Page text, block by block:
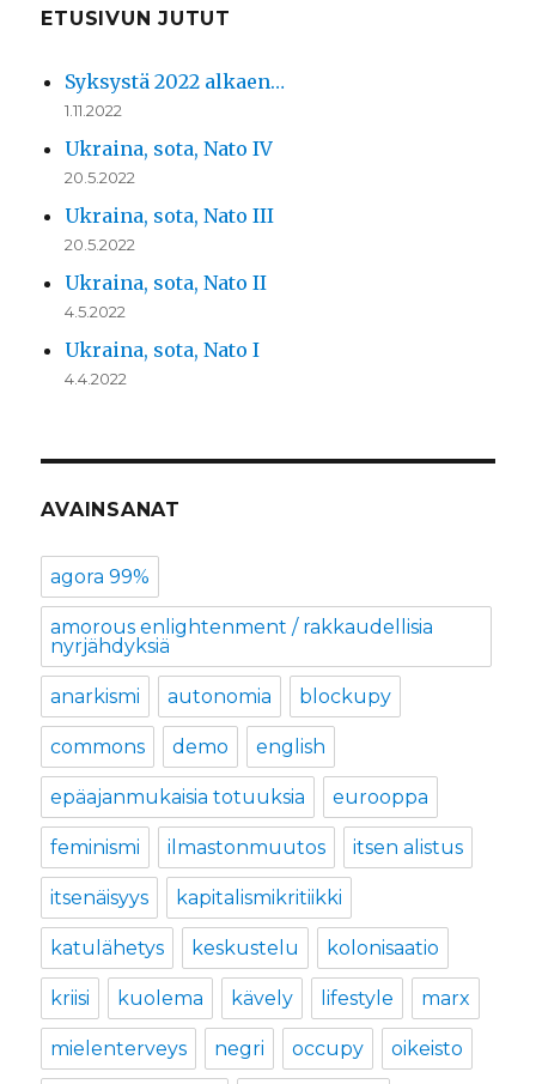
ETUSIVUN JUTUT
Syksystä 2022 alkaen…
1.11.2022
Ukraina, sota, Nato IV
20.5.2022
Ukraina, sota, Nato III
20.5.2022
Ukraina, sota, Nato II
4.5.2022
Ukraina, sota, Nato I
4.4.2022
AVAINSANAT
agora 99%
amorous enlightenment / rakkaudellisia
nyrjähdyksiä
anarkismi autonomia blockupy
commons demo english
epäajanmukaisia totuuksia eurooppa
feminismi ilmastonmuutos itsen alistus
itsenäisyys kapitalismikritiikki
katulähetys keskustelu kolonisaatio
kriisi kuolema kävely lifestyle marx
mielenterveys negri occupy oikeisto